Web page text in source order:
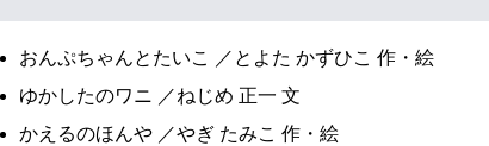
おんぷちゃんとたいこ ／とよた かずひこ 作・絵
ゆかしたのワニ ／ねじめ 正一 文
かえるのほんや ／やぎ たみこ 作・絵